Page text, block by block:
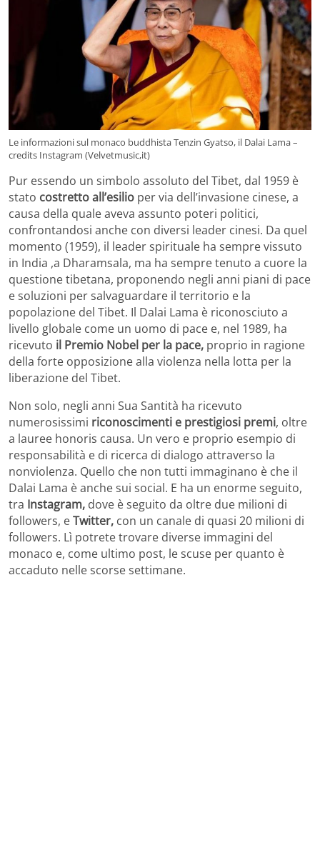
Le informazioni sul monaco buddhista Tenzin Gyatso, il Dalai Lama –
credits Instagram (Velvetmusic,it)
Pur essendo un simbolo assoluto del Tibet, dal 1959 è
stato costretto all’esilio per via dell’invasione cinese, a
causa della quale aveva assunto poteri politici,
confrontandosi anche con diversi leader cinesi. Da quel
momento (1959), il leader spirituale ha sempre vissuto
in India ,a Dharamsala, ma ha sempre tenuto a cuore la
questione tibetana, proponendo negli anni piani di pace
e soluzioni per salvaguardare il territorio e la
popolazione del Tibet. Il Dalai Lama è riconosciuto a
livello globale come un uomo di pace e, nel 1989, ha
ricevuto il Premio Nobel per la pace, proprio in ragione
della forte opposizione alla violenza nella lotta per la
liberazione del Tibet.
Non solo, negli anni Sua Santità ha ricevuto
numerosissimi riconoscimenti e prestigiosi premi, oltre
a lauree honoris causa. Un vero e proprio esempio di
responsabilità e di ricerca di dialogo attraverso la
nonviolenza. Quello che non tutti immaginano è che il
Dalai Lama è anche sui social. E ha un enorme seguito,
tra Instagram, dove è seguito da oltre due milioni di
followers, eTwitter, con un canale di quasi 20 milioni di
followers. Lì potrete trovare diverse immagini del
monaco e, come ultimo post, le scuse per quanto è
accaduto nelle scorse settimane.